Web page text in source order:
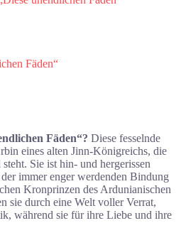
Fäden“
Fäden“? Diese fesselnde
eines alten Jinn-Königreichs, die
Sie ist hin- und hergerissen
immer enger werdenden Bindung
Kronprinzen des Ardunianischen
sie durch eine Welt voller Verrat,
während sie für ihre Liebe und ihre